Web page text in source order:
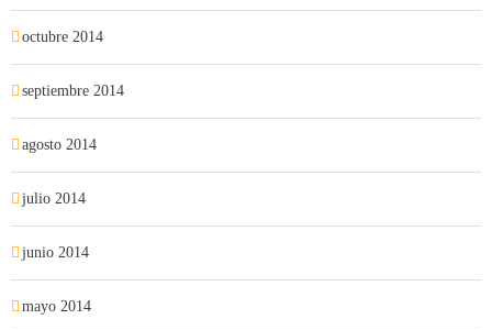
octubre 2014
septiembre 2014
agosto 2014
julio 2014
junio 2014
mayo 2014